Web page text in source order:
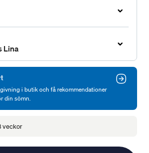
Lina
i butik och få rekommendationer
din sömn.
veckor